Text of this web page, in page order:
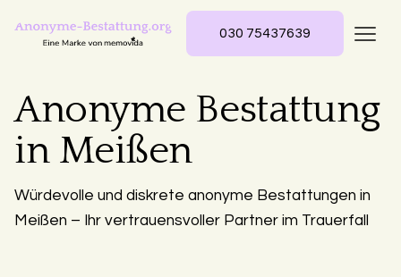
030 75437639
Anonyme Bestattung
in Meißen
Würdevolle und diskrete anonyme Bestattungen in
Meißen – Ihr vertrauensvoller Partner im Trauerfall